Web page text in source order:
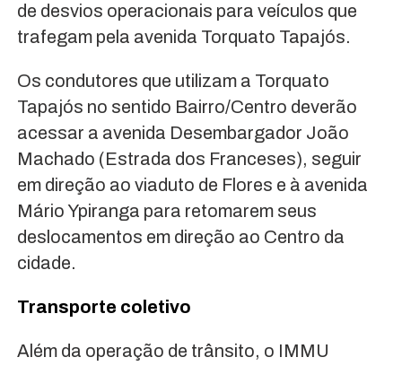
de desvios operacionais para veículos que
trafegam pela avenida Torquato Tapajós.
Os condutores que utilizam a Torquato
Tapajós no sentido Bairro/Centro deverão
acessar a avenida Desembargador João
Machado (Estrada dos Franceses), seguir
em direção ao viaduto de Flores e à avenida
Mário Ypiranga para retomarem seus
deslocamentos em direção ao Centro da
cidade.
Transporte coletivo
Além da operação de trânsito, o IMMU